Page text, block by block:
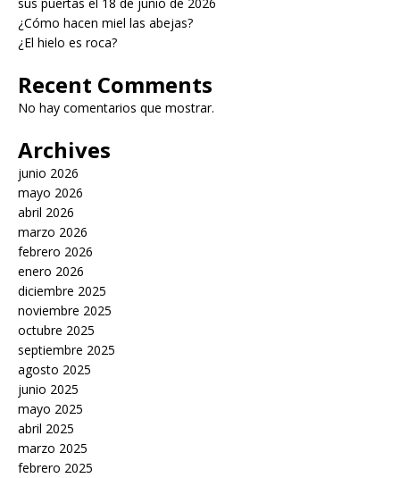
¿Cómo hacen miel las abejas?
¿El hielo es roca?
Recent Comments
No hay comentarios que mostrar.
Archives
junio 2026
mayo 2026
abril 2026
marzo 2026
febrero 2026
enero 2026
diciembre 2025
noviembre 2025
octubre 2025
septiembre 2025
agosto 2025
junio 2025
mayo 2025
abril 2025
marzo 2025
febrero 2025